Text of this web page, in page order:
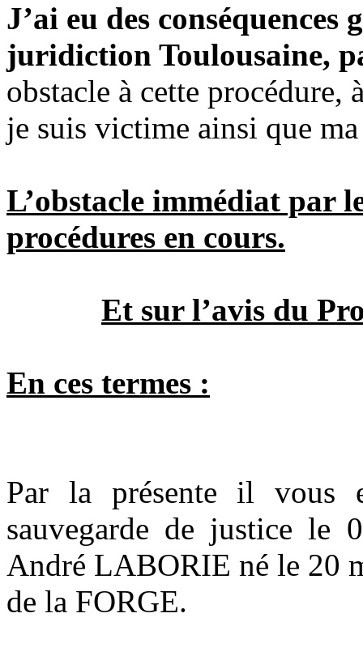
J’ai eu des
juridiction Toulousaine,
obstacle à cette procédure,
je suis victime ainsi que
L’obstacle immédiat par
procédures en cours.
Et sur l’avis du
En ces termes :
Par la présente il vous
sauvegarde de justice le
André LABORIE né le 20
de la FORGE.